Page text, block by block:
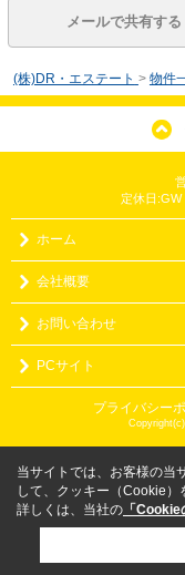
メールで共有する
(株)DR・エステート > 物件
定休日:GW
ホーム
会社概要
お問い合わせ
PCサイト
プライバシー
当サイトでは、お客様の当
して、クッキー（Cookie）
詳しくは、当社の 「